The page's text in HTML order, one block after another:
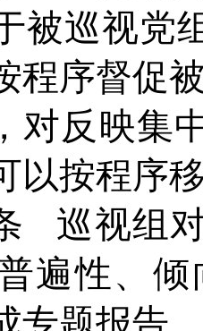
被巡视党
程序督促
对反映集
以按程序
巡视组
遍性、